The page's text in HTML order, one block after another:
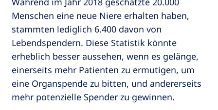
Menschen eine neue Niere erhalten haben,
stammten lediglich 6.400 davon von
Lebendspendern. Diese Statistik könnte
erheblich besser aussehen, wenn es gelänge,
einerseits mehr Patienten zu ermutigen, um
eine Organspende zu bitten, und andererseits
mehr potenzielle Spender zu gewinnen.